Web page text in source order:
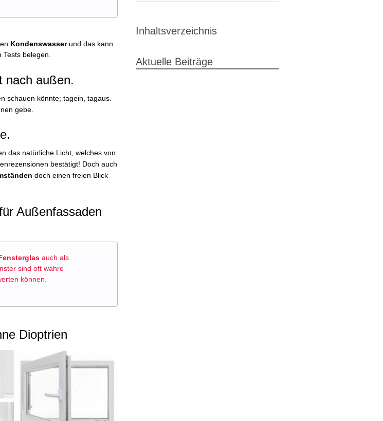
Kondenswasserund das kann
belegen.
nach außen.
schauen könnte; tagein, tagaus.
gebe.
das natürliche Licht, welches von
bestätigt! Doch auch
doch einen freien Blick
Außenfassaden
auch als
sind oft wahre
können.
Dioptrien
Inhaltsverzeichnis
Aktuelle Beiträge